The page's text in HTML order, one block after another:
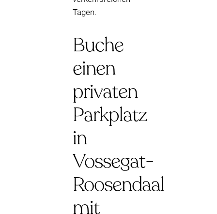
Tagen.
Buche
einen
privaten
Parkplatz
in
Vossegat-
Roosendaal
mit